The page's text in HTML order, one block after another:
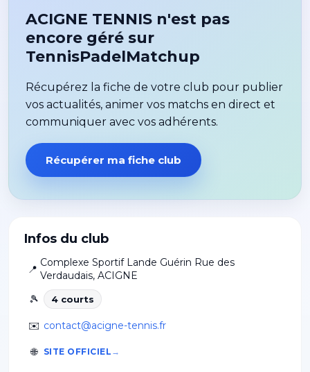
Infos du club
📍
Complexe Sportif Lande Guérin Rue des
Verdaudais,ACIGNE
🎾
4 courts
✉️ contact@acigne-tennis.fr
🌐 SITE OFFICIEL
ACIGNE TENNIS n'est pas
encore géré sur
TennisPadelMatchup
Récupérez la fiche de votre club pour publier
vos actualités, animer vos matchs en direct et
communiquer avec vos adhérents.
Récupérer ma fiche club